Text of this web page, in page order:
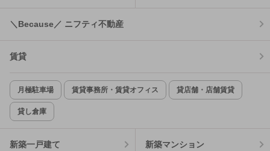
＼Because／ ニフティ不動産
賃貸
月極駐車場 賃貸事務所・賃貸オフィス 貸店舗・店舗賃貸
貸し倉庫
新築一戸建て 新築マンション